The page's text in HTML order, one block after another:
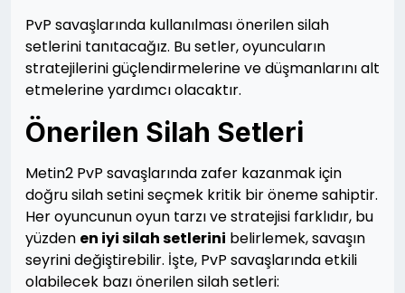
PvP savaşlarında kullanılması önerilen silah
setlerini tanıtacağız. Bu setler, oyuncuların
stratejilerini güçlendirmelerine ve düşmanlarını alt
etmelerine yardımcı olacaktır.
Önerilen Silah Setleri
Metin2 PvP savaşlarında zafer kazanmak için
doğru silah setini seçmek kritik bir öneme sahiptir.
Her oyuncunun oyun tarzı ve stratejisi farklıdır, bu
yüzden en iyi silah setlerini belirlemek, savaşın
seyrini değiştirebilir. İşte, PvP savaşlarında etkili
olabilecek bazı önerilen silah setleri: